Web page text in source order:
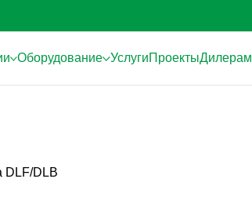
Оборудование УслугиПроектыДилерам
DLF/DLB